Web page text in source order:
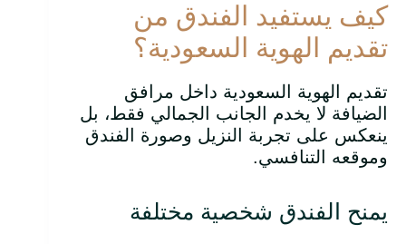
كيف يستفيد الفندق من
تقديم الهوية السعودية؟
تقديم الهوية السعودية داخل مرافق
الضيافة لا يخدم الجانب الجمالي فقط، بل
ينعكس على تجربة النزيل وصورة الفندق
وموقعه التنافسي.
يمنح الفندق شخصية مختلفة